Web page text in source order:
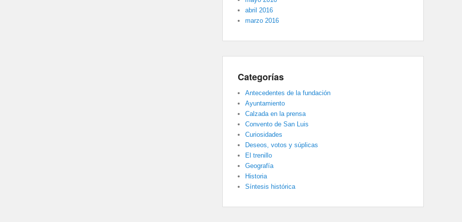
abril 2016
marzo 2016
Categorías
Antecedentes de la fundación
Ayuntamiento
Calzada en la prensa
Convento de San Luis
Curiosidades
Deseos, votos y súplicas
El trenillo
Geografía
Historia
Síntesis histórica